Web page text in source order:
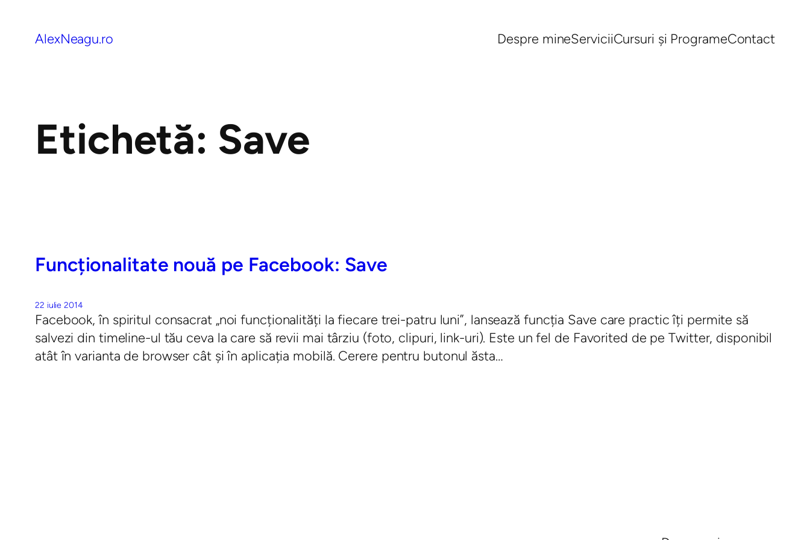
AlexNeagu.ro Despre mineServiciiCursuri și ProgrameContact
Etichetă: Save
Funcționalitate nouă pe Facebook: Save
22 iulie 2014
Facebook, în spiritul consacrat „noi funcționalități la fiecare trei-patru luni”, lansează funcția Save care practic îți permite să
salvezi din timeline-ul tău ceva la care să revii mai târziu (foto, clipuri, link-uri). Este un fel de Favorited de pe Twitter, disponibil
atât în varianta de browser cât și în aplicația mobilă. Cerere pentru butonul ăsta…